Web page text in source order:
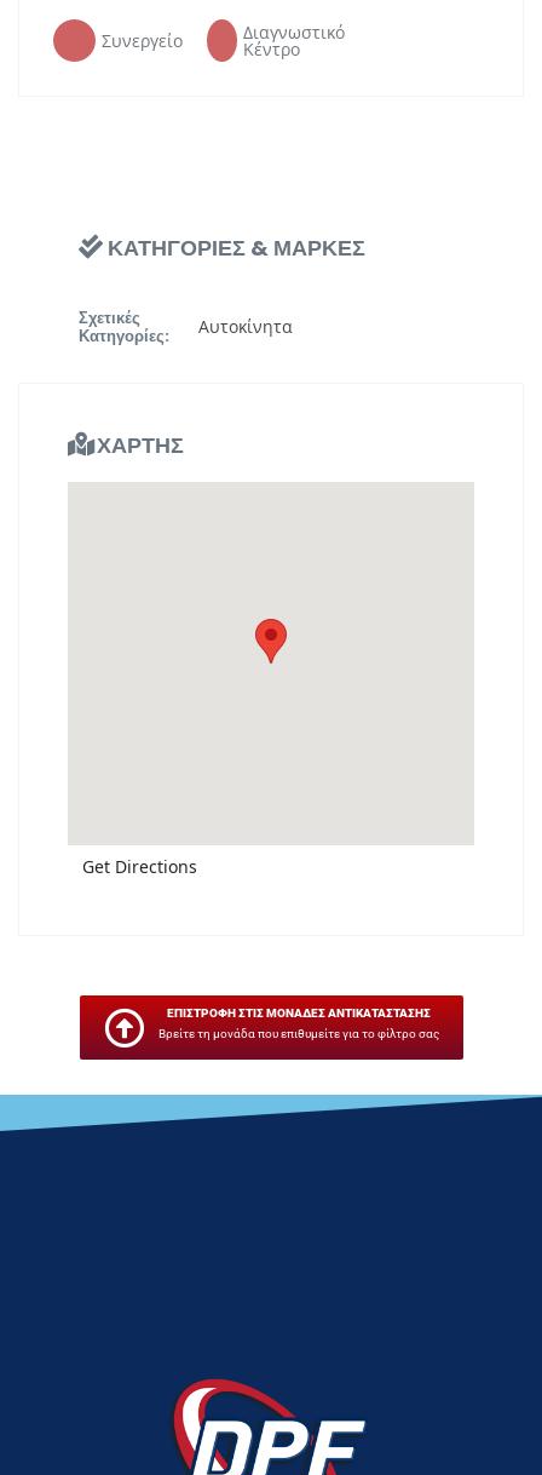
Συνεργείο Διαγνωστικό
Κέντρο
ΚΑΤΗΓΟΡΙΕΣ & ΜΑΡΚΕΣ
Σχετικές
Κατηγορίες: Αυτοκίνητα
ΧΑΡΤΗΣ
Get Directions
ΕΠΙΣΤΡΟΦΗ ΣΤΙΣ ΜΟΝΑΔΕΣ ΑΝΤΙΚΑΤΑΣΤΑΣΗΣ
Βρείτε τη μονάδα που επιθυμείτε για το φίλτρο σας